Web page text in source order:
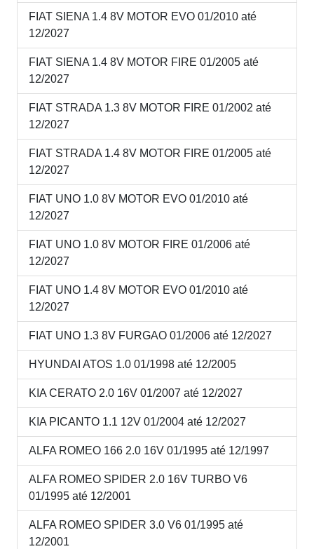
FIAT SIENA 1.4 8V MOTOR EVO 01/2010 até
12/2027
FIAT SIENA 1.4 8V MOTOR FIRE 01/2005 até
12/2027
FIAT STRADA 1.3 8V MOTOR FIRE 01/2002 até
12/2027
FIAT STRADA 1.4 8V MOTOR FIRE 01/2005 até
12/2027
FIAT UNO 1.0 8V MOTOR EVO 01/2010 até
12/2027
FIAT UNO 1.0 8V MOTOR FIRE 01/2006 até
12/2027
FIAT UNO 1.4 8V MOTOR EVO 01/2010 até
12/2027
FIAT UNO 1.3 8V FURGAO 01/2006 até 12/2027
HYUNDAI ATOS 1.0 01/1998 até 12/2005
KIA CERATO 2.0 16V 01/2007 até 12/2027
KIA PICANTO 1.1 12V 01/2004 até 12/2027
ALFA ROMEO 166 2.0 16V 01/1995 até 12/1997
ALFA ROMEO SPIDER 2.0 16V TURBO V6
01/1995 até 12/2001
ALFA ROMEO SPIDER 3.0 V6 01/1995 até
12/2001